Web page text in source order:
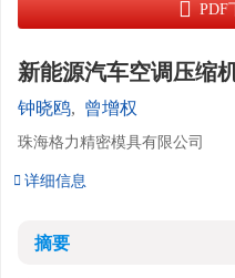
PDF
新能源汽车空调压缩
钟晓鸥, 曾增权
珠海格力精密模具有限公司
详细信息
摘要